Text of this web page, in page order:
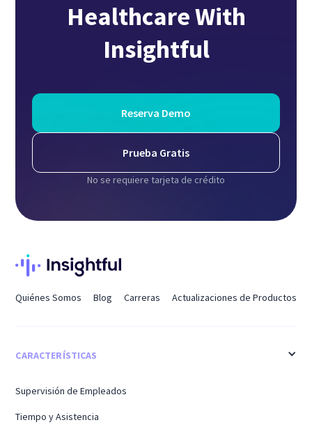
Healthcare With
Insightful
Reserva Demo
Prueba Gratis
No se requiere tarjeta de crédito
Quiénes Somos Blog Carreras Actualizaciones de Productos
CARACTERÍSTICAS
Supervisión de Empleados
Tiempo y Asistencia